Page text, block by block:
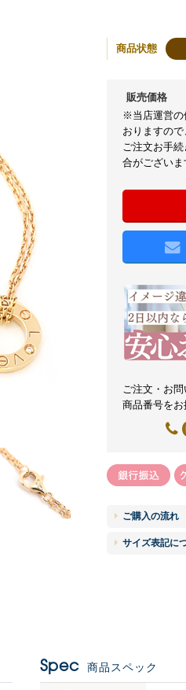
商品状態
販売価格
※当店運営の
おりますので
ご注文お手
合がございま
ご注文・お
商品番号をお
ご購入の流れ
サイズ表記に
Spec 商品スペック